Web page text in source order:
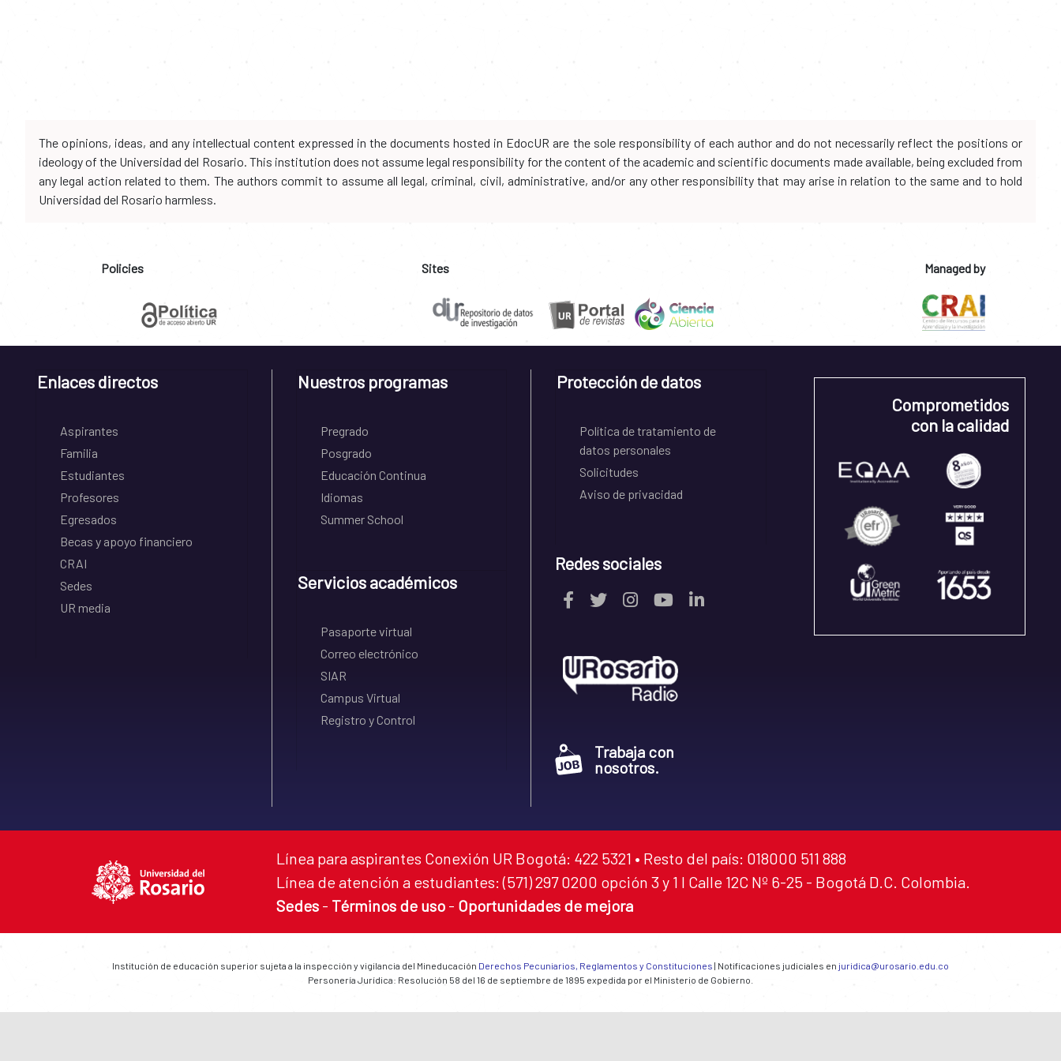
The opinions, ideas, and any intellectual content expressed in the documents hosted in EdocUR are the sole responsibility of each author and do not necessarily reflect the positions or
ideology of the Universidad del Rosario. This institution does not assume legal responsibility for the content of the academic and scientific documents made available, being excluded from
any legal action related to them. The authors commit to assume all legal, criminal, civil, administrative, and/or any other responsibility that may arise in relation to the same and to hold
Universidad del Rosario harmless.
Policies Sites Managed by
Enlaces directos
Aspirantes
Familia
Estudiantes
Profesores
Egresados
Becas y apoyo financiero
CRAI
Sedes
UR media
Nuestros programas
Pregrado
Posgrado
Educación Continua
Idiomas
Summer School
Servicios académicos
Pasaporte virtual
Correo electrónico
SIAR
Campus Virtual
Registro y Control
Protección de datos
Política de tratamiento de
datos personales
Solicitudes
Aviso de privacidad
Redes sociales
Trabaja con
nosotros.
Comprometidos
con la calidad
Línea para aspirantes Conexión UR Bogotá: 422 5321 • Resto del país: 018000 511 888
Línea de atención a estudiantes: (571) 297 0200 opción 3 y 1 I Calle 12C Nº 6-25 - Bogotá D.C. Colombia.
Sedes - Términos de uso - Oportunidades de mejora
Institución de educación superior sujeta a la inspección y vigilancia del Mineducación Derechos Pecuniarios, Reglamentos y Constituciones | Notificaciones judiciales en juridica@urosario.edu.co
Personería Jurídica: Resolución 58 del 16 de septiembre de 1895 expedida por el Ministerio de Gobierno.